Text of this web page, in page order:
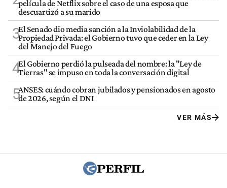
película de Netflix sobre el caso de una esposa que
descuartizó a su marido
3El Senado dio media sanción a la Inviolabilidad de la
Propiedad Privada: el Gobierno tuvo que ceder en la Ley
del Manejo del Fuego
4El Gobierno perdió la pulseada del nombre: la "Ley de
Tierras" se impuso en toda la conversación digital
5ANSES: cuándo cobran jubilados y pensionados en agosto
de 2026, según el DNI
VER MÁS